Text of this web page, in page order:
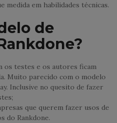
medida em habilidades técnicas.
de
os testes e os autores ficam
Muito parecido com o modelo
Inclusive no quesito de fazer
que querem fazer usos de
do Rankdone.